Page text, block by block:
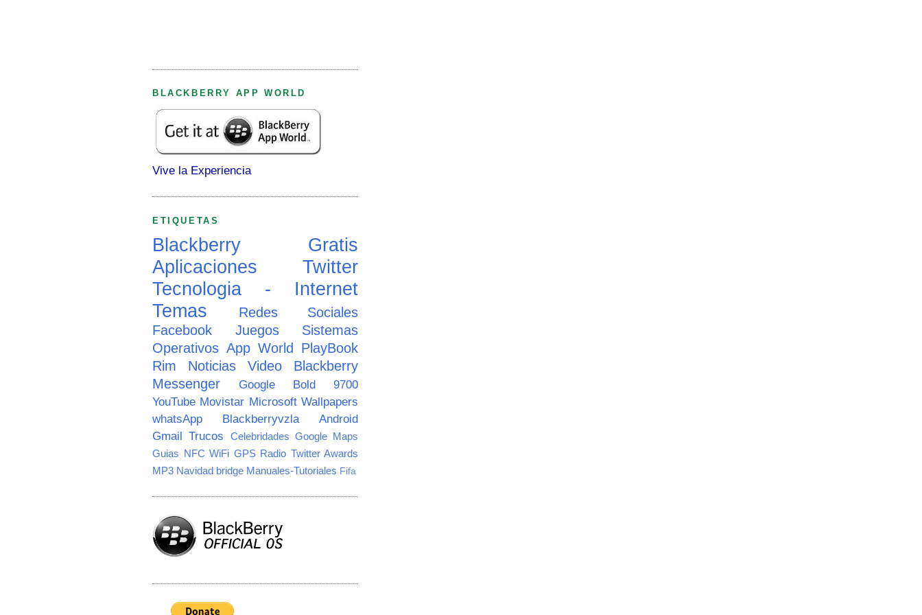
BLACKBERRY APP WORLD
Vive la Experiencia
ETIQUETAS
Blackberry
Gratis
Aplicaciones
Twitter
Tecnologia - Internet
Temas
Redes Sociales
Facebook
Juegos
Sistemas
Operativos App World PlayBook
Rim
Noticias Video
Blackberry
Messenger
Google
Bold 9700
YouTube Movistar Microsoft Wallpapers
whatsApp
Blackberryvzla
Android
Gmail Trucos Celebridades Google Maps
Guias NFC WiFi GPS Radio Twitter Awards
MP3 Navidad bridge Manuales-Tutoriales Fifa